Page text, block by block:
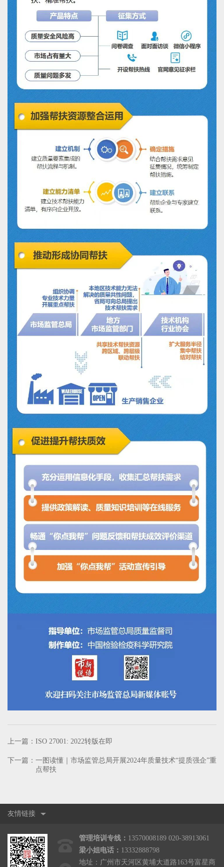
上一篇： ISO 27001: 2022转版在即
下一篇： 一图读懂｜市场监管总局开展2024年质量技术“提质强企”重
点帮扶
友情链接
管理培训专线： 13570008189 020-38913061
梁小姐电话： 13332888798
地址：广州市天河区黄埔大道路163号富星商